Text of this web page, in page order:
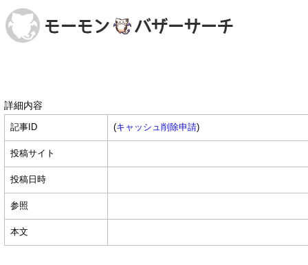
詳細内容
記事ID (キャッシュ削除申請)
投稿サイト
投稿日時
参照
本文